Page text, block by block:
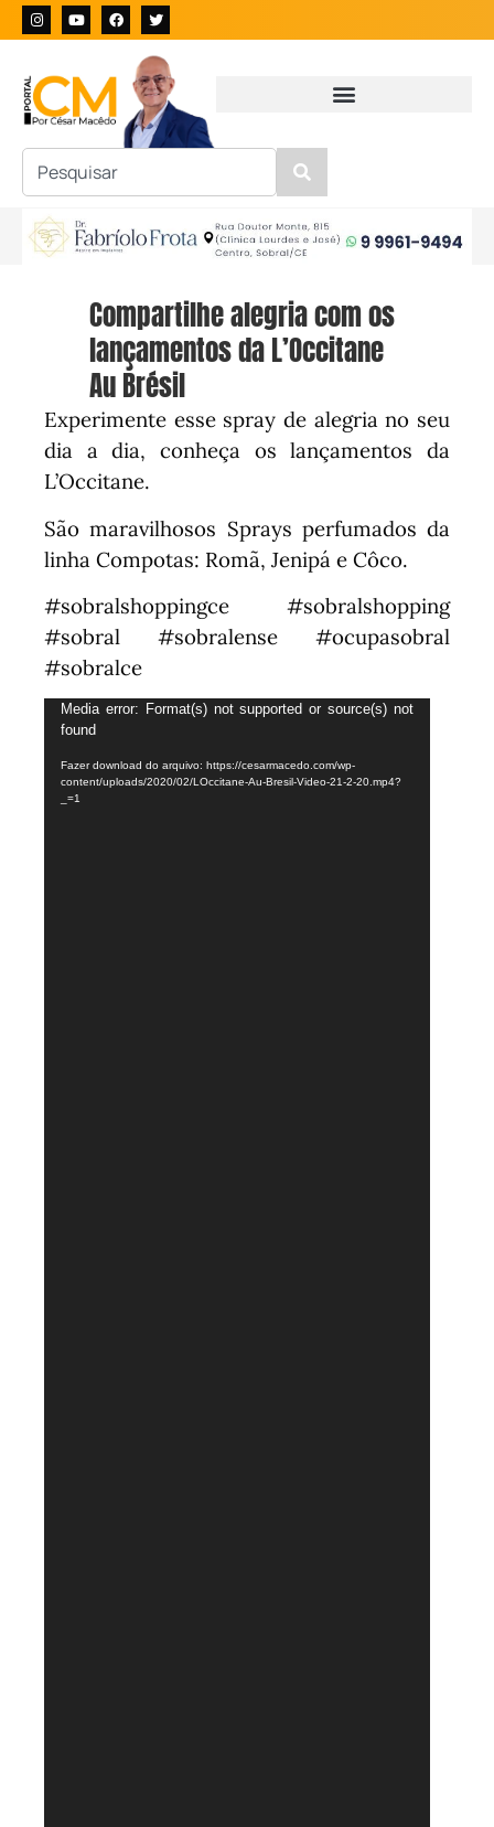
Compartilhe alegria com os
lançamentos da L’Occitane
Au Brésil
Experimente esse spray de alegria no seu
dia a dia, conheça os lançamentos da
L’Occitane.
São maravilhosos Sprays perfumados da
linha Compotas: Romã, Jenipá e Côco.
#sobralshoppingce #sobralshopping
#sobral #sobralense #ocupasobral
#sobralce
Tocador
de
vídeo
Media error: Format(s) not supported or source(s) not
found
Fazer download do arquivo: https://cesarmacedo.com/wp-
content/uploads/2020/02/LOccitane-Au-Bresil-Video-21-2-20.mp4?
_=1